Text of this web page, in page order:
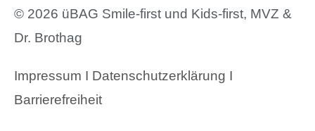
© 2026 üBAG Smile-first und Kids-first, MVZ &
Dr. Brothag
Impressum I Datenschutzerklärung I
Barrierefreiheit